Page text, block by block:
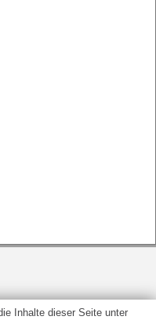
Inhalte dieser Seite unter